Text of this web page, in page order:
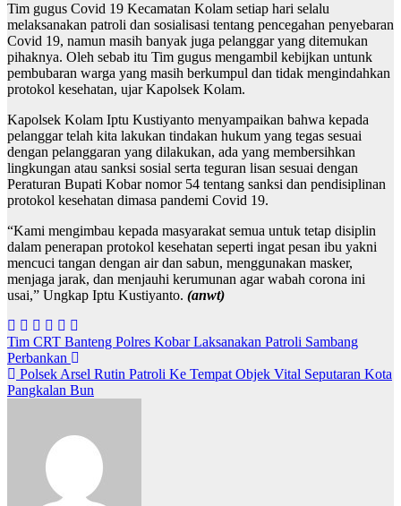
Tim gugus Covid 19 Kecamatan Kolam setiap hari selalu
melaksanakan patroli dan sosialisasi tentang pencegahan penyebaran
Covid 19, namun masih banyak juga pelanggar yang ditemukan
pihaknya. Oleh sebab itu Tim gugus mengambil kebijkan untunk
pembubaran warga yang masih berkumpul dan tidak mengindahkan
protokol kesehatan, ujar Kapolsek Kolam.
Kapolsek Kolam Iptu Kustiyanto menyampaikan bahwa kepada
pelanggar telah kita lakukan tindakan hukum yang tegas sesuai
dengan pelanggaran yang dilakukan, ada yang membersihkan
lingkungan atau sanksi sosial serta teguran lisan sesuai dengan
Peraturan Bupati Kobar nomor 54 tentang sanksi dan pendisiplinan
protokol kesehatan dimasa pandemi Covid 19.
“Kami mengimbau kepada masyarakat semua untuk tetap disiplin
dalam penerapan protokol kesehatan seperti ingat pesan ibu yakni
mencuci tangan dengan air dan sabun, menggunakan masker,
menjaga jarak, dan menjauhi kerumunan agar wabah corona ini
usai,” Ungkap Iptu Kustiyanto. (anwt)
N
a
v
Tim CRT Banteng Polres Kobar Laksanakan Patroli Sambang
Perbankan
Polsek Arsel Rutin Patroli Ke Tempat Objek Vital Seputaran Kota
Pangkalan Bun